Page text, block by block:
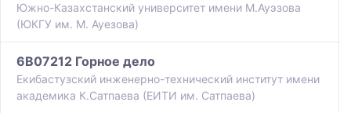
Южно-Казахстанский университет имени М.Ауэзова
(ЮКГУ им. М. Ауезова)
6B07212 Горное дело
Екибастузский инженерно-технический институт имени
академика К.Сатпаева (ЕИТИ им. Сатпаева)